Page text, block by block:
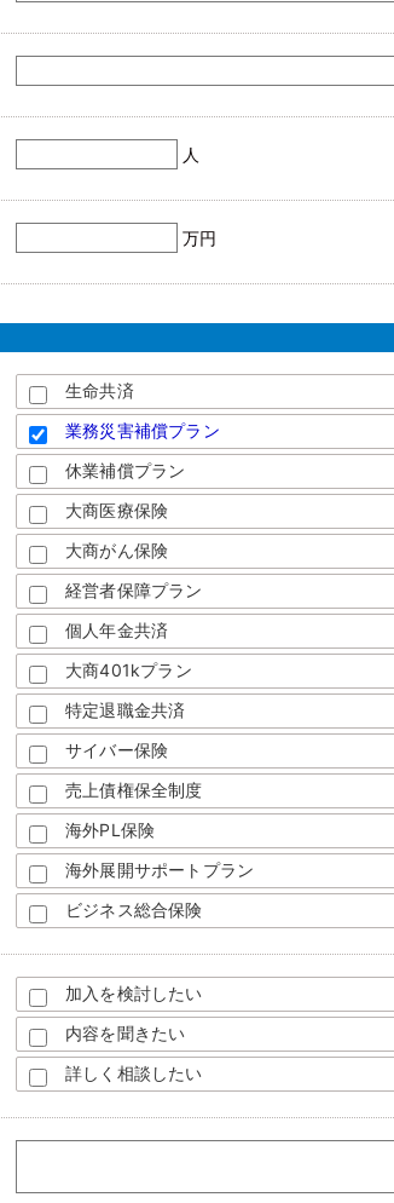
人
万円
生命共済
業務災害補償プラン
休業補償プラン
大商医療保険
大商がん保険
経営者保障プラン
個人年金共済
大商401kプラン
特定退職金共済
サイバー保険
売上債権保全制度
海外PL保険
海外展開サポートプラン
ビジネス総合保険
加入を検討したい
内容を聞きたい
詳しく相談したい